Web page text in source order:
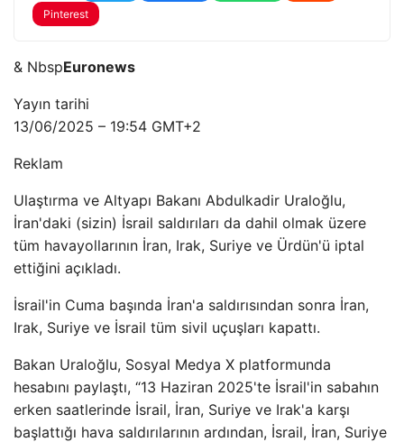
Pinterest
& NbspEuronews
Yayın tarihi
13/06/2025 – 19:54 GMT+2
Reklam
Ulaştırma ve Altyapı Bakanı Abdulkadir Uraloğlu,
İran'daki (sizin) İsrail saldırıları da dahil olmak üzere
tüm havayollarının İran, Irak, Suriye ve Ürdün'ü iptal
ettiğini açıkladı.
İsrail'in Cuma başında İran'a saldırısından sonra İran,
Irak, Suriye ve İsrail tüm sivil uçuşları kapattı.
Bakan Uraloğlu, Sosyal Medya X platformunda
hesabını paylaştı, “13 Haziran 2025'te İsrail'in sabahın
erken saatlerinde İsrail, İran, Suriye ve Irak'a karşı
başlattığı hava saldırılarının ardından, İsrail, İran, Suriye